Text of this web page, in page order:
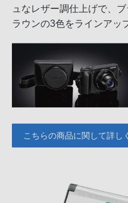
ュなレザー調仕上げで、
ラウンの3色をラインアッ
こちらの商品に関して詳し